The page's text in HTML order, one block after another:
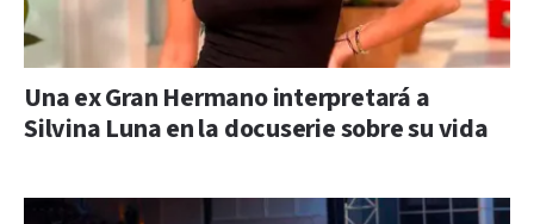
Una ex Gran Hermano interpretará a
Silvina Luna en la docuserie sobre su vida